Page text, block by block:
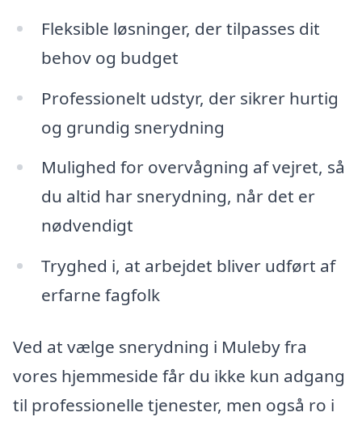
Fleksible løsninger, der tilpasses dit
behov og budget
Professionelt udstyr, der sikrer hurtig
og grundig snerydning
Mulighed for overvågning af vejret, så
du altid har snerydning, når det er
nødvendigt
Tryghed i, at arbejdet bliver udført af
erfarne fagfolk
Ved at vælge snerydning i Muleby fra
vores hjemmeside får du ikke kun adgang
til professionelle tjenester, men også ro i